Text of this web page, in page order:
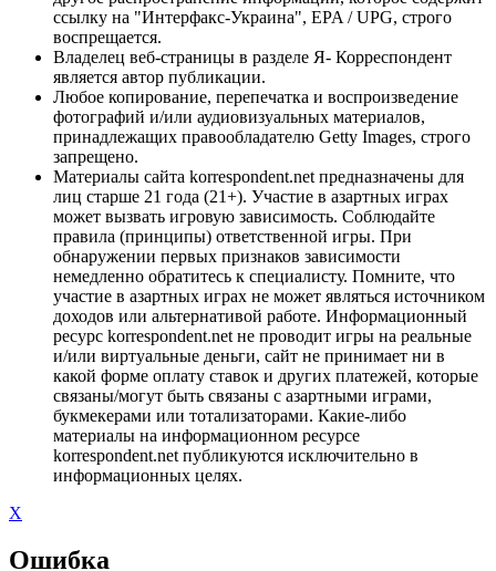
ссылку на "Интерфакс-Украина", EPA / UPG, строго
воспрещается.
Владелец веб-страницы в разделе Я- Корреспондент
является автор публикации.
Любое копирование, перепечатка и воспроизведение
фотографий и/или аудиовизуальных материалов,
принадлежащих правообладателю Getty Images, строго
запрещено.
Материалы сайта korrespondent.net предназначены для
лиц старше 21 года (21+). Участие в азартных играх
может вызвать игровую зависимость. Соблюдайте
правила (принципы) ответственной игры. При
обнаружении первых признаков зависимости
немедленно обратитесь к специалисту. Помните, что
участие в азартных играх не может являться источником
доходов или альтернативой работе. Информационный
ресурс korrespondent.net не проводит игры на реальные
и/или виртуальные деньги, сайт не принимает ни в
какой форме оплату ставок и других платежей, которые
связаны/могут быть связаны с азартными играми,
букмекерами или тотализаторами. Какие-либо
материалы на информационном ресурсе
korrespondent.net публикуются исключительно в
информационных целях.
X
Ошибка